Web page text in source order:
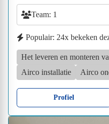
Team: 1
Populair: 24x bekeken
Het leveren en monteren
Airco installatie
Airco
Profiel